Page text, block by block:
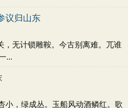
议归山东
，无计锁雕鞍。今古别离难。兀谁
...
小，绿成丛。玉船风动酒鳞红。歌